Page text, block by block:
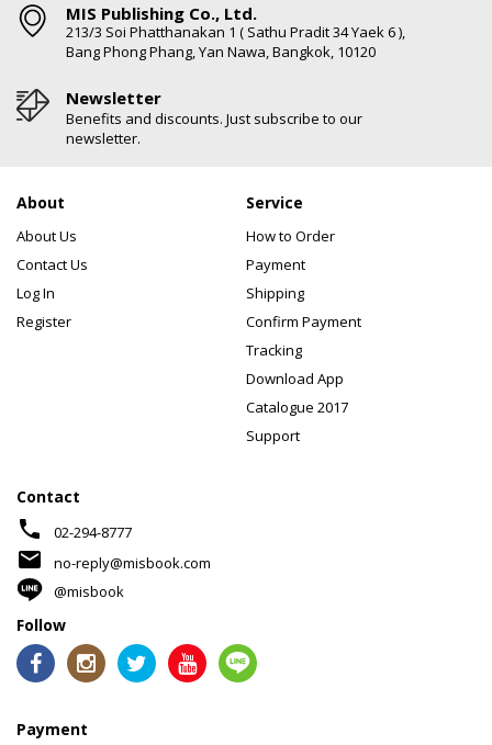
MIS Publishing Co., Ltd.
213/3 Soi Phatthanakan 1 ( Sathu Pradit 34 Yaek 6 ),
Bang Phong Phang, Yan Nawa, Bangkok, 10120
Newsletter
Benefits and discounts. Just subscribe to our
newsletter.
About
About Us
Contact Us
Log In
Register
Service
How to Order
Payment
Shipping
Confirm Payment
Tracking
Download App
Catalogue 2017
Support
Contact
phone 02-294-8777
mail
no-reply@misbook.com
@misbook
Follow
Payment